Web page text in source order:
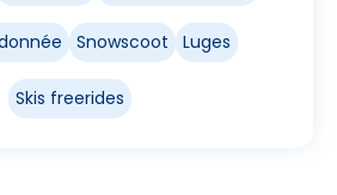
Snowscoot Luges
Skis freerides